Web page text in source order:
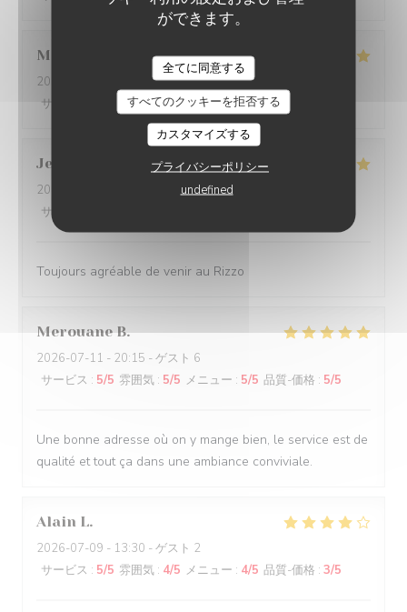
ができます。
全てに同意する
すべてのクッキーを拒否する
カスタマイズする
プライバシーポリシー
undefined
Mathilde
2026-07-13
- 20:00 - ゲスト 3
サービス
雰囲気:5/5 メニュー:5/5 品質-価格
Jean-Louis
2026-07-14
- 19:30 - ゲスト 3
サービス
Toujours agréable de venir au Rizzo
Merouane B
2026-07-11 - 20:15 - ゲスト 6
サービス : 5/5 雰囲気 : 5/5 メニュー : 5/5 品質-価格 : 5/5
Une bonne adresse où on y mange bien, le service est de
qualité et tout ça dans une ambiance conviviale.
Alain L
2026-07-09 - 13:30 - ゲスト 2
サービス : 5/5 雰囲気 : 4/5 メニュー : 4/5 品質-価格 : 3/5